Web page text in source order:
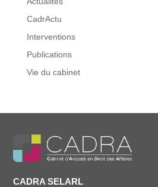
CadrActu
Interventions
Publications
Vie du cabinet
CADRA SELARL